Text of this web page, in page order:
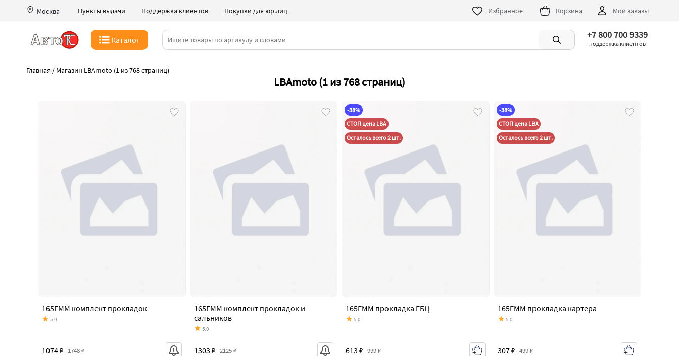
Москва Пункты выдачи Поддержка клиентов Покупки для юр.лиц Избранное Корзина Мои заказы
Каталог +7 800 700 9339
поддержка клиентов
Главная / Магазин LBAmoto (1 из 768 страниц)
LBAmoto (1 из 768 страниц)
165FMM комплект прокладок
5.0
1074 ₽ 1748 ₽
165FMM комплект прокладок и
сальников
5.0
1303 ₽ 2125 ₽
-38%
СТОП цена LBA
Осталось всего 2 шт.
165FMM прокладка ГБЦ
5.0
613 ₽ 999 ₽
-38%
СТОП цена LBA
Осталось всего 2 шт.
165FMM прокладка картера
5.0
307 ₽ 499 ₽